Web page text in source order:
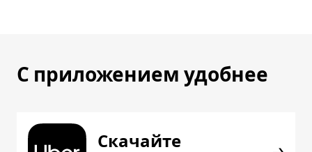
С приложением удобнее
Скачайте